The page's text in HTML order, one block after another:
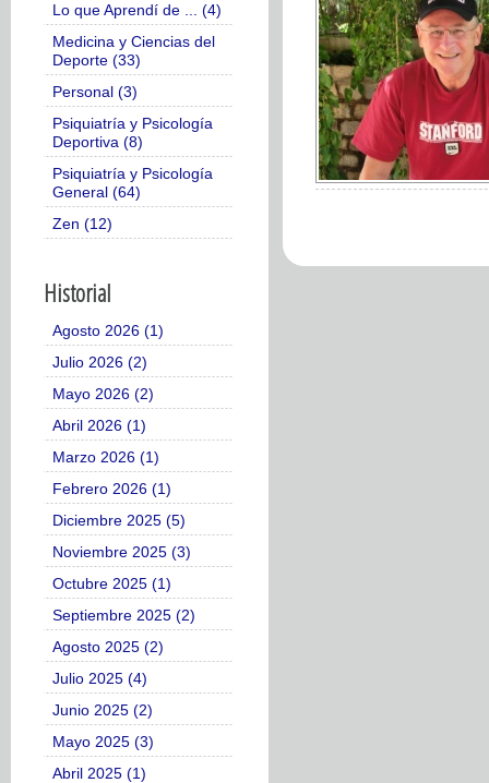
Lo que Aprendí de ... (4)
Medicina y Ciencias del
Deporte (33)
Personal (3)
Psiquiatría y Psicología
Deportiva (8)
Psiquiatría y Psicología
General (64)
Zen (12)
Historial
Agosto 2026 (1)
Julio 2026 (2)
Mayo 2026 (2)
Abril 2026 (1)
Marzo 2026 (1)
Febrero 2026 (1)
Diciembre 2025 (5)
Noviembre 2025 (3)
Octubre 2025 (1)
Septiembre 2025 (2)
Agosto 2025 (2)
Julio 2025 (4)
Junio 2025 (2)
Mayo 2025 (3)
Abril 2025 (1)